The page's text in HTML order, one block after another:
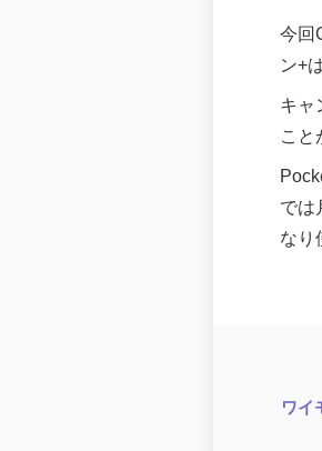
今回
ン+
キャ
こと
では
なり
ワイ